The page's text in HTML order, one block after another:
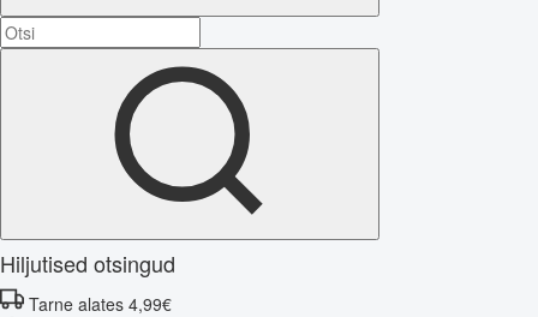
Hiljutised otsingud
Tarne alates 4,99€